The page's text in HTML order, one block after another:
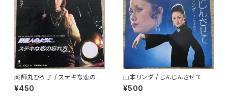
薬師丸ひろ子 / ステキな恋の忘
れ方
¥450
山本リンダ / じんじんさせて
¥500